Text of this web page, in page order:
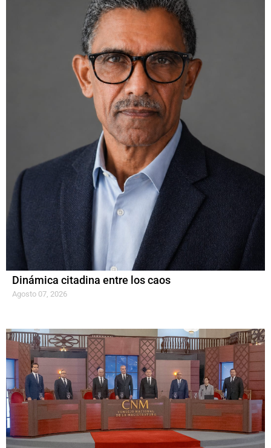
Dinámica citadina entre los caos
Agosto 07, 2026